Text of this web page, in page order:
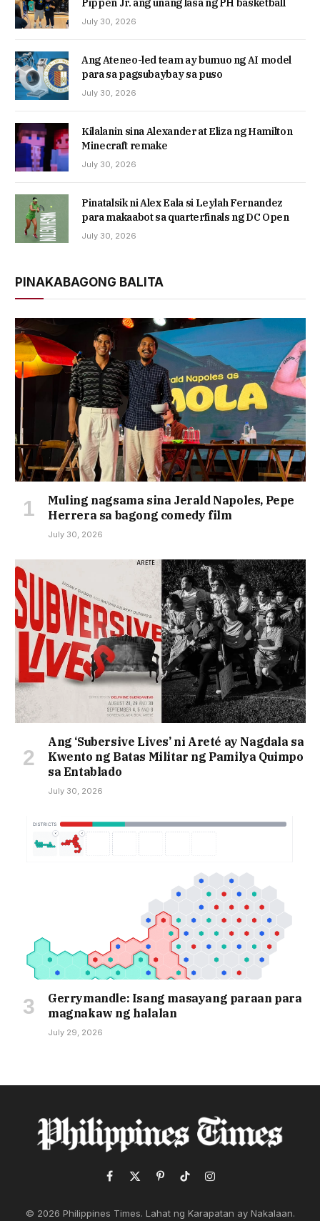
July 30, 2026
Ang Ateneo-led team ay bumuo ng AI model
para sa pagsubaybay sa puso
July 30, 2026
Kilalanin sina Alexander at Eliza ng Hamilton
Minecraft remake
July 30, 2026
Pinatalsik ni Alex Eala si Leylah Fernandez
para makaabot sa quarterfinals ng DC Open
July 30, 2026
PINAKABAGONG BALITA
Muling nagsama sina Jerald Napoles, Pepe
Herrera sa bagong comedy film
July 30, 2026
Ang ‘Subersive Lives’ ni Areté ay Nagdala sa
Kwento ng Batas Militar ng Pamilya Quimpo
sa Entablado
July 30, 2026
Gerrymandle: Isang masayang paraan para
magnakaw ng halalan
July 29, 2026
Facebook
X
PinterestTikTokInstagram
© 2026 Philippines Times. Lahat ng Karapatan ay Nakalaan.